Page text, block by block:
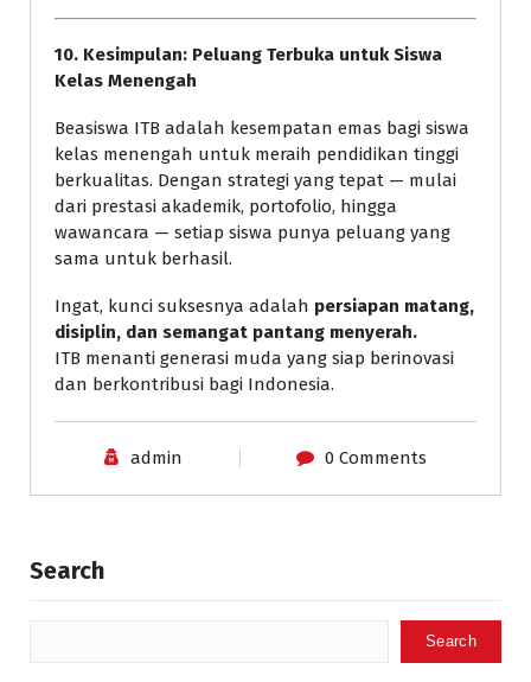
10. Kesimpulan: Peluang Terbuka untuk Siswa
Kelas Menengah
Beasiswa ITB adalah kesempatan emas bagi siswa
kelas menengah untuk meraih pendidikan tinggi
berkualitas. Dengan strategi yang tepat — mulai
dari prestasi akademik, portofolio, hingga
wawancara — setiap siswa punya peluang yang
sama untuk berhasil.
Ingat, kunci suksesnya adalah persiapan matang,
disiplin, dan semangat pantang menyerah.
ITB menanti generasi muda yang siap berinovasi
dan berkontribusi bagi Indonesia.
admin 0 Comments
Search
Search